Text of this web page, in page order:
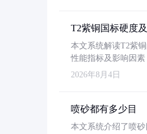
T2紫铜国标硬度
本文系统解读T2紫
性能指标及影响因
2026年8月4日
喷砂都有多少目
本文系统介绍了喷